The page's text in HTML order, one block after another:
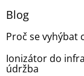
Blog
Proč se vyhýbat
Ionizátor do
údržba